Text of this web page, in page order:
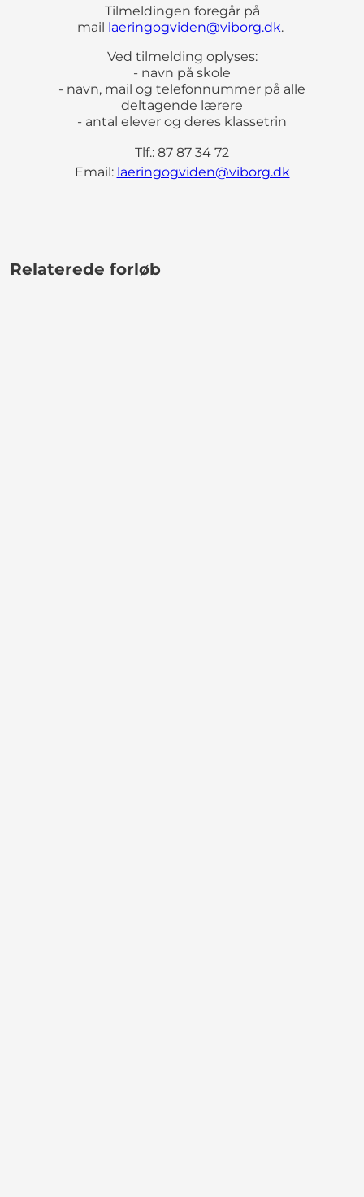
Tilmeldingen foregår på
mail laeringogviden@viborg.dk.
Ved tilmelding oplyses:
- navn på skole
- navn, mail og telefonnummer på alle
deltagende lærere
- antal elever og deres klassetrin
Tlf.: 87 87 34 72
Email: laeringogviden@viborg.dk
Relaterede forløb